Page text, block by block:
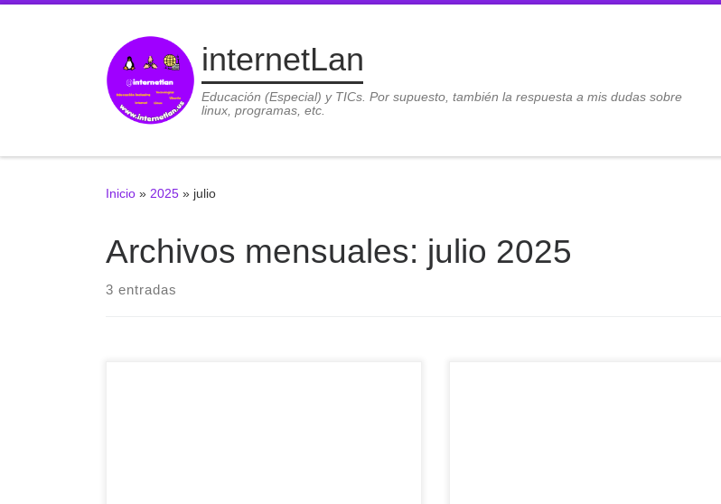
internetLan
Educación (Especial) y TICs. Por supuesto, también la respuesta a mis dudas sobre
linux, programas, etc.
Inicio » 2025 » julio
Archivos mensuales: julio 2025
3 entradas